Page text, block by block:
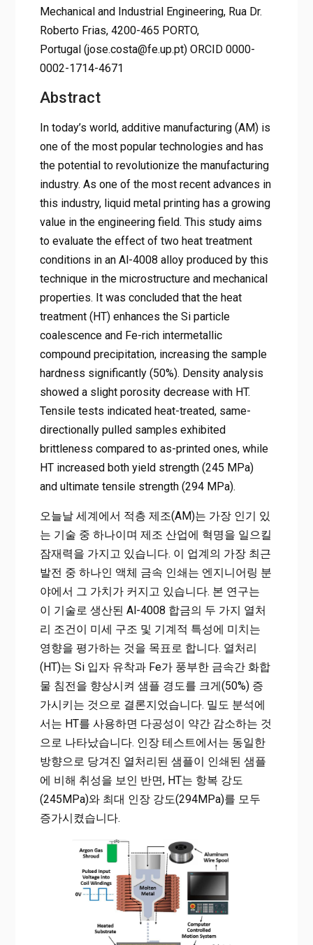
Mechanical and Industrial Engineering, Rua Dr.
Roberto Frias, 4200-465 PORTO,
Portugal (jose.costa@fe.up.pt) ORCID 0000-
0002-1714-4671
Abstract
In today’s world, additive manufacturing (AM) is
one of the most popular technologies and has
the potential to revolutionize the manufacturing
industry. As one of the most recent advances in
this industry, liquid metal printing has a growing
value in the engineering field. This study aims
to evaluate the effect of two heat treatment
conditions in an Al-4008 alloy produced by this
technique in the microstructure and mechanical
properties. It was concluded that the heat
treatment (HT) enhances the Si particle
coalescence and Fe-rich intermetallic
compound precipitation, increasing the sample
hardness significantly (50%). Density analysis
showed a slight porosity decrease with HT.
Tensile tests indicated heat-treated, same-
directionally pulled samples exhibited
brittleness compared to as-printed ones, while
HT increased both yield strength (245 MPa)
and ultimate tensile strength (294 MPa).
오늘날 세계에서 적층 제조(AM)는 가장 인기 있
는 기술 중 하나이며 제조 산업에 혁명을 일으킬
잠재력을 가지고 있습니다. 이 업계의 가장 최근
발전 중 하나인 액체 금속 인쇄는 엔지니어링 분
야에서 그 가치가 커지고 있습니다. 본 연구는
이 기술로 생산된 Al-4008 합금의 두 가지 열처
리 조건이 미세 구조 및 기계적 특성에 미치는
영향을 평가하는 것을 목표로 합니다. 열처리
(HT)는 Si 입자 유착과 Fe가 풍부한 금속간 화합
물 침전을 향상시켜 샘플 경도를 크게(50%) 증
가시키는 것으로 결론지었습니다. 밀도 분석에
서는 HT를 사용하면 다공성이 약간 감소하는 것
으로 나타났습니다. 인장 테스트에서는 동일한
방향으로 당겨진 열처리된 샘플이 인쇄된 샘플
에 비해 취성을 보인 반면, HT는 항복 강도
(245MPa)와 최대 인장 강도(294MPa)를 모두
증가시켰습니다.